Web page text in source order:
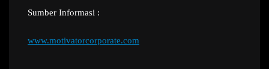
Sumber Informasi :
www.motivatorcorporate.com